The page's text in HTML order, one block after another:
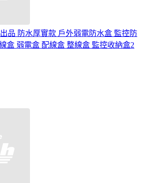
品 防水厚實款 戶外弱電防水盒 監控防
盒 弱電盒 配線盒 整線盒 監控收納盒2